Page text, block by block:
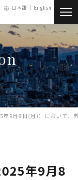
日本語 ｜ English
年9月8日(月)）において、
年9月8